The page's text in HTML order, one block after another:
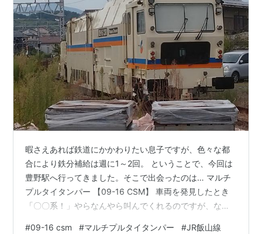
暇さえあれば鉄道にかかわりたい息子ですが、色々な都
合により鉄分補給は週に1～2回。 ということで、今回は
豊野駅へ行ってきました。そこで出会ったのは… マルチ
プルタイタンパー 【09-16 CSM】 車両を発見したとき
「〇〇系！」やらなんやら叫んでくれるのですが、なん
#09-16 csm #マルチプルタイタンパー #JR飯山線